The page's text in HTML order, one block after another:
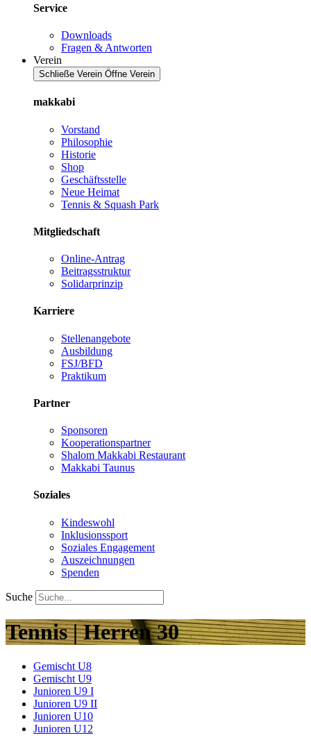
Service
Downloads
Fragen & Antworten
Verein
Schließe Verein Öffne Verein
makkabi
Vorstand
Philosophie
Historie
Shop
Geschäftsstelle
Neue Heimat
Tennis & Squash Park
Mitgliedschaft
Online-Antrag
Beitragsstruktur
Solidarprinzip
Karriere
Stellenangebote
Ausbildung
FSJ/BFD
Praktikum
Partner
Sponsoren
Kooperationspartner
Shalom Makkabi Restaurant
Makkabi Taunus
Soziales
Kindeswohl
Inklusionssport
Soziales Engagement
Auszeichnungen
Spenden
Suche
Tennis | Herren 30
Gemischt U8
Gemischt U9
Junioren U9 I
Junioren U9 II
Junioren U10
Junioren U12